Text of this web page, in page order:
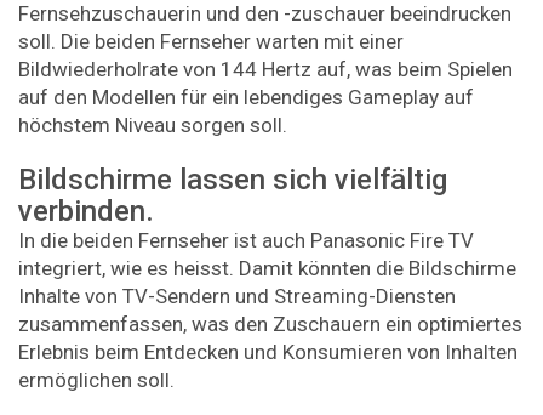
Fernsehzuschauerin und den -zuschauer beeindrucken
soll. Die beiden Fernseher warten mit einer
Bildwiederholrate von 144 Hertz auf, was beim Spielen
auf den Modellen für ein lebendiges Gameplay auf
höchstem Niveau sorgen soll.
Bildschirme lassen sich vielfältig
verbinden.
In die beiden Fernseher ist auch Panasonic Fire TV
integriert, wie es heisst. Damit könnten die Bildschirme
Inhalte von TV-Sendern und Streaming-Diensten
zusammenfassen, was den Zuschauern ein optimiertes
Erlebnis beim Entdecken und Konsumieren von Inhalten
ermöglichen soll.